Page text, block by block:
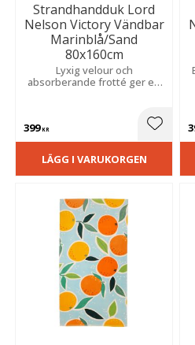
Strandhandduk Lord
Nelson Victory Vändbar
Marinblå/Sand
80x160cm
Lyxig velour och
absorberande frotté ger en
399KR Lägg
LÄGG I VARUKORGEN